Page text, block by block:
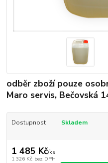
odběr zboží pouze
Maro servis, Bečovská
Dostupnost Skladem
1 485 Kč/ks
1 326 Kč bez DPH